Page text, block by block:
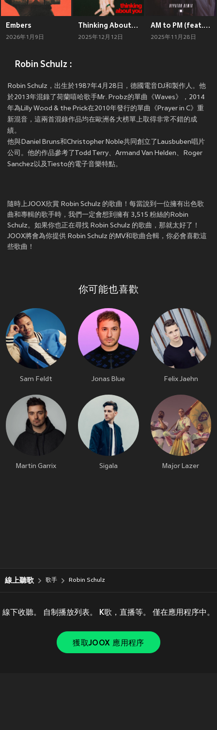
Embers
2026年1月9日
Thinking About You (feat. Arkey)
2025年12月12日
AM to PM (feat. Zoe Wees) (Hypaton Remix)
2025年11月28日
Robin Schulz :
Robin Schulz，出生於1987年4月28日，德國電音DJ和製作人。他
於2013年混錄了荷蘭嘻哈歌手Mr. Probz的單曲《Waves》，2014
年為Lilly Wood & the Prick在2010年發行的單曲《Prayer in C》重
新混音，這兩首混錄作品均在歐洲各大榜單上取得非常不錯的成
績。
他與Daniel Bruns和Christopher Noble共同創立了Lausbuben唱片
公司。他的作品參考了Todd Terry、Armand Van Helden、Roger
Sanchez以及Tiesto的電子音樂特點。
隨時上JOOX欣賞 Robin Schulz 的歌曲！每當說到一位擁有出色歌
曲和專輯的歌手時，我們一定會想到擁有 3,515 粉絲的Robin
Schulz。如果你也正在尋找 Robin Schulz 的歌曲，那就太好了！
JOOX將會為你提供 Robin Schulz 的MV和歌曲合輯，你必會喜歡這
些歌曲！
你可能也喜歡
Sam Feldt Jonas Blue Felix Jaehn
Martin Garrix Sigala Major Lazer
線上聽歌 歌手 Robin Schulz
線下收聽。 自制播放列表。 K歌，直播等。 僅在應用程序中。
獲取JOOX 應用程序